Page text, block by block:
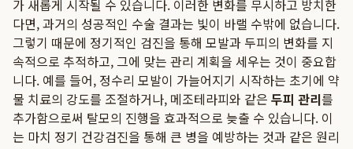
가 새롭게 시작될 수 있습니다. 이러한 변화를 무시하고 방치한
다면, 과거의 성공적인 수술 결과는 빛이 바랠 수밖에 없습니다.
그렇기 때문에 정기적인 검진을 통해 모발과 두피의 변화를 지
속적으로 추적하고, 그에 맞는 관리 계획을 세우는 것이 중요합
니다. 예를 들어, 정수리 모발이 가늘어지기 시작하는 초기에 약
물 치료의 강도를 조절하거나, 메조테라피와 같은 두피 관리를
추가함으로써 탈모의 진행을 효과적으로 늦출 수 있습니다. 이
는 마치 정기 건강검진을 통해 큰 병을 예방하는 것과 같은 원리